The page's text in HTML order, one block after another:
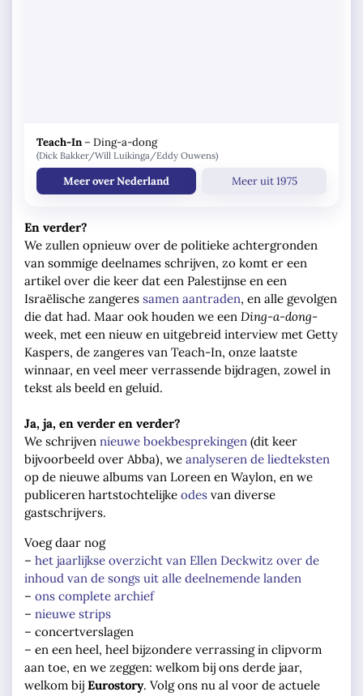
Teach-In – Ding-a-dong
(Dick Bakker/Will Luikinga/Eddy Ouwens)
Meer over Nederland Meer uit 1975
En verder?
We zullen opnieuw over de politieke achtergronden
van sommige deelnames schrijven, zo komt er een
artikel over die keer dat een Palestijnse en een
Israëlische zangeres samen aantraden, en alle gevolgen
die dat had. Maar ook houden we een Ding-a-dong-
week, met een nieuw en uitgebreid interview met Getty
Kaspers, de zangeres van Teach-In, onze laatste
winnaar, en veel meer verrassende bijdragen, zowel in
tekst als beeld en geluid.
Ja, ja, en verder en verder?
We schrijven nieuwe boekbesprekingen (dit keer
bijvoorbeeld over Abba), we analyseren de liedteksten
op de nieuwe albums van Loreen en Waylon, en we
publiceren hartstochtelijke odes van diverse
gastschrijvers.
Voeg daar nog
– het jaarlijkse overzicht van Ellen Deckwitz over de
inhoud van de songs uit alle deelnemende landen
– ons complete archief
– nieuwe strips
– concertverslagen
– en een heel, heel bijzondere verrassing in clipvorm
aan toe, en we zeggen: welkom bij ons derde jaar,
welkom bij Eurostory. Volg ons nu al voor de actuele